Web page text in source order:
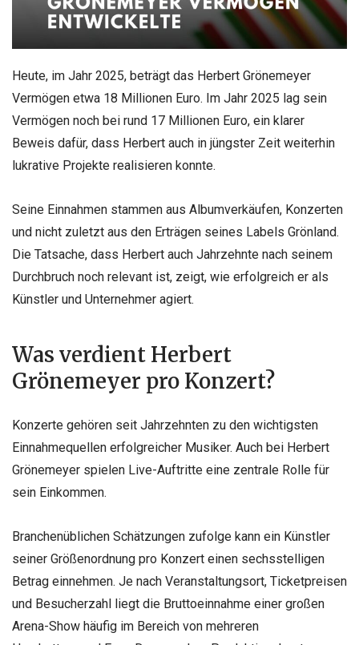
Heute, im Jahr 2025, beträgt das Herbert Grönemeyer
Vermögen etwa 18 Millionen Euro. Im Jahr 2025 lag sein
Vermögen noch bei rund 17 Millionen Euro, ein klarer
Beweis dafür, dass Herbert auch in jüngster Zeit weiterhin
lukrative Projekte realisieren konnte.
Seine Einnahmen stammen aus Albumverkäufen, Konzerten
und nicht zuletzt aus den Erträgen seines Labels Grönland.
Die Tatsache, dass Herbert auch Jahrzehnte nach seinem
Durchbruch noch relevant ist, zeigt, wie erfolgreich er als
Künstler und Unternehmer agiert.
Was verdient Herbert
Grönemeyer pro Konzert?
Konzerte gehören seit Jahrzehnten zu den wichtigsten
Einnahmequellen erfolgreicher Musiker. Auch bei Herbert
Grönemeyer spielen Live-Auftritte eine zentrale Rolle für
sein Einkommen.
Branchenüblichen Schätzungen zufolge kann ein Künstler
seiner Größenordnung pro Konzert einen sechsstelligen
Betrag einnehmen. Je nach Veranstaltungsort, Ticketpreisen
und Besucherzahl liegt die Bruttoeinnahme einer großen
Arena-Show häufig im Bereich von mehreren